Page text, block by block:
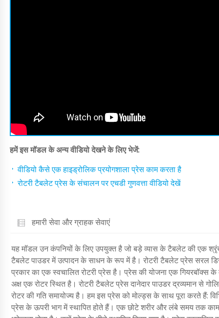
हमें इस मॉडल के अन्य वीडियो देखने के लिए भेजें:
वीडियो कैसे एक हाइड्रोलिक प्रयोगशाला प्रेस काम करता है
रोटरी टैबलेट प्रेस के संचालन पर एचडी गुणवत्ता वीडियो देखें
हमारी सेवा और ग्राहक सेवाएं
यह मॉडल उन कंपनियों के लिए उपयुक्त है जो बड़े व्यास के टैबलेट की एक
टैबलेट पाउडर में उत्पादन के साधन के रूप में है। रोटरी टैबलेट प्रेस सरल
प्रकार का एक स्वचालित रोटरी प्रेस है। प्रेस की योजना एक
अक्ष एक रोटर स्थित है। रोटरी टैबलेट प्रेस दानेदार पाउडर द्रव्यमान से
रोटर की गति समायोज्य है। हम इस प्रेस को मोल्ड्स के साथ पूरा करते हैं:
प्रेस के ऊपरी भाग में स्थापित होते हैं। एक छोटे शरीर और लंबे समय तक